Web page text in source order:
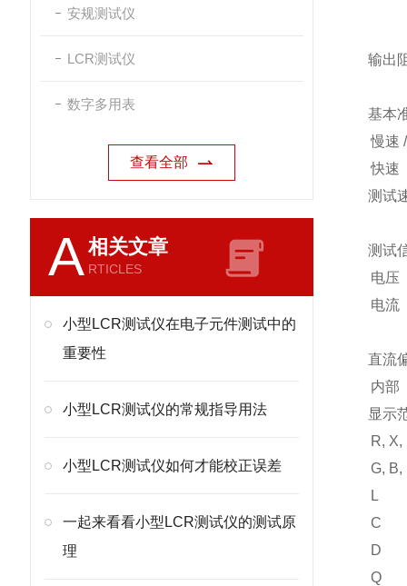
安规测试仪
LCR测试仪
数字多用表
查看全部
A相关文章
RTICLES
小型LCR测试仪在电子元件测试中的
重要性
小型LCR测试仪的常规指导用法
小型LCR测试仪如何才能校正误差
一起来看看小型LCR测试仪的测试原
理
输出
基本
慢速
快速
测试
测试
电压
电流
直流
内部
显示
R, X,
G, B,
L
C
D
Q